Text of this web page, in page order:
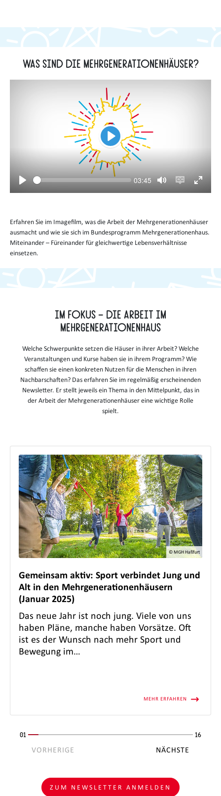
Was sind die Mehrgenerationenhäuser?
Abspielen
Aktuelle
03:45
Erfahren Sie im Imagefilm, was die Arbeit der Mehrgenerationenhäuser
ausmacht und wie sie sich im Bundesprogramm Mehrgenerationenhaus.
Miteinander – Füreinander für gleichwertige Lebensverhältnisse
einsetzen.
Im Fokus – die Arbeit im
Mehrgenerationenhaus
Welche Schwerpunkte setzen die Häuser in ihrer Arbeit? Welche
Veranstaltungen und Kurse haben sie in ihrem Programm? Wie
schaffen sie einen konkreten Nutzen für die Menschen in ihren
Nachbarschaften? Das erfahren Sie im regelmäßig erscheinenden
Newsletter. Er stellt jeweils ein Thema in den Mittelpunkt, das in
der Arbeit der Mehrgenerationenhäuser eine wichtige Rolle
spielt.
© MGH Haßfurt
Gemeinsam aktiv: Sport verbindet Jung und
Alt in den Mehrgenerationenhäusern
(Januar 2025)
Das neue Jahr ist noch jung. Viele von uns
haben Pläne, manche haben Vorsätze. Oft
ist es der Wunsch nach mehr Sport und
Bewegung im…
MEHR ERFAHREN
01 16
VORHERIGE NÄCHSTE
ZUM NEWSLETTER ANMELDEN